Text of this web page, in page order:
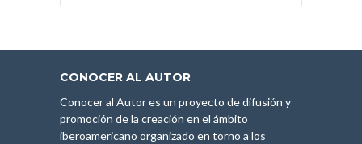
CONOCER AL AUTOR
Conocer al Autor es un proyecto de difusión y
promoción de la creación en el ámbito
iberoamericano organizado en torno a los